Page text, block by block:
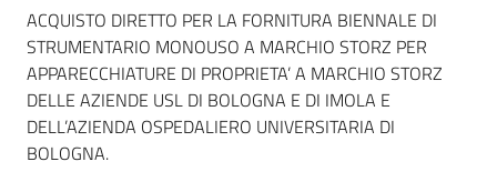
Dati del bando
ACQUISTO DIRETTO PER LA FORNITURA BIENNALE DI
STRUMENTARIO MONOUSO A MARCHIO STORZ PER
APPARECCHIATURE DI PROPRIETA’ A MARCHIO STORZ
DELLE AZIENDE USL DI BOLOGNA E DI IMOLA E
DELL’AZIENDA OSPEDALIERO UNIVERSITARIA DI
BOLOGNA.